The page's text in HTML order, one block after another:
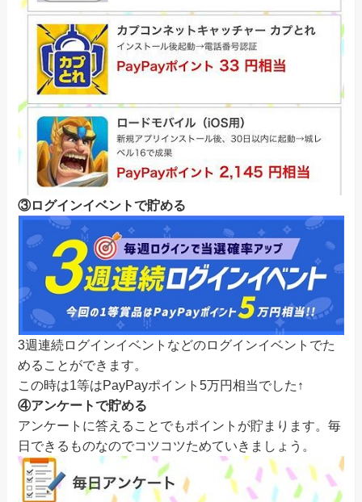
③ログインイベントで貯める
3週連続ログインイベントなどのログインイベントでた
めることができます。
この時は1等はPayPayポイント5万円相当でした↑
④アンケートで貯める
アンケートに答えることでもポイントが貯まります。毎
日できるものなのでコツコツためていきましょう。